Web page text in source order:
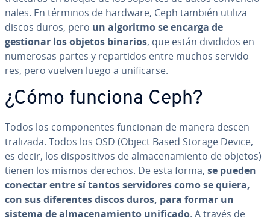
na­les. En términos de hardware, Ceph también utiliza
discos duros, pero un algoritmo se encarga de
gestionar los objetos binarios, que están divididos en
numerosas partes y re­pa­r­ti­dos entre muchos se­r­vi­do­
res, pero vuelven luego a uni­fi­car­se.
¿Cómo funciona Ceph?
Todos los co­m­po­ne­n­tes funcionan de manera de­s­ce­n­
tra­li­za­da. Todos los OSD (Object Based Storage Device,
es decir, los di­s­po­si­ti­vos de al­ma­ce­na­mie­n­to de objetos)
tienen los mismos derechos. De esta forma, se pueden
conectar entre sí tantos se­r­vi­do­res como se quiera,
con sus di­fe­re­n­tes discos duros, para formar un
sistema de al­ma­ce­na­mie­n­to unificado. A través de